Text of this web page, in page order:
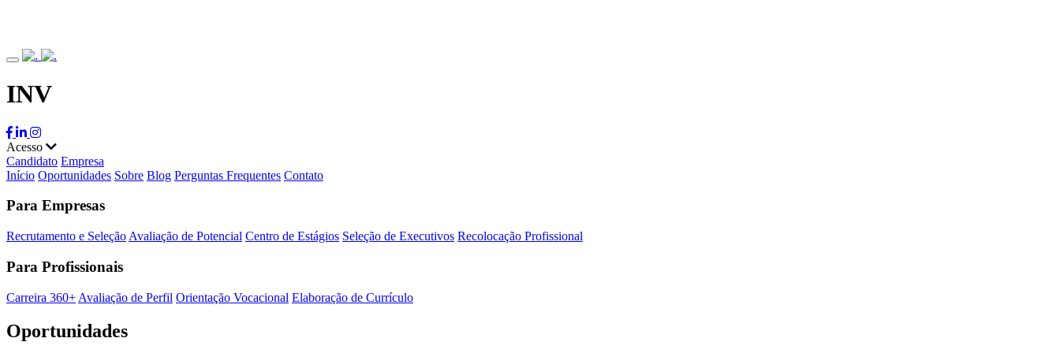
INV
Acesso
Candidato Empresa
Início Oportunidades Sobre Blog Perguntas Frequentes Contato
Para Empresas
Recrutamento e Seleção Avaliação de Potencial Centro de Estágios Seleção de Executivos Recolocação Profissional
Para Profissionais
Carreira 360+ Avaliação de Perfil Orientação Vocacional Elaboração de Currículo
Oportunidades